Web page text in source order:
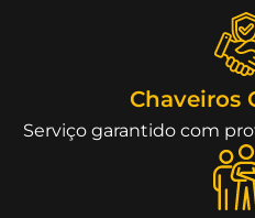
Chaveiros
Serviço garantido com